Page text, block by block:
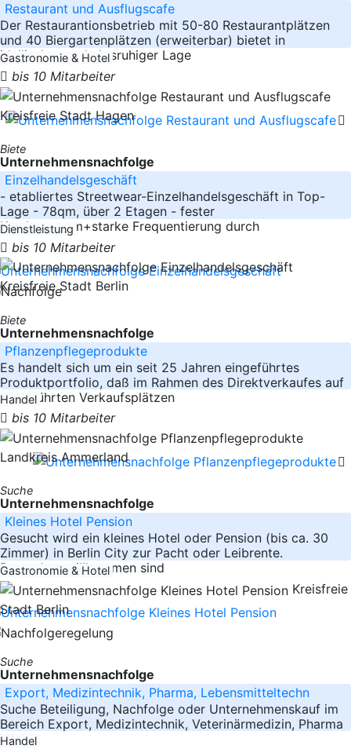
Restaurant und Ausflugscafe
Der Restaurantionsbetrieb mit 50-80 Restaurantplätzen
und 40 Biergartenplätzen (erweiterbar) bietet in
idyllischer, verkehrsruhiger Lage
Gastronomie & Hotel
bis 10 Mitarbeiter
Kreisfreie Stadt Hagen
Biete
Unternehmensnachfolge
Einzelhandelsgeschäft
- etabliertes Streetwear-Einzelhandelsgeschäft in Top-
Lage - 78qm, über 2 Etagen - fester
Kundenstamm+starke Frequentierung durch
Dienstleistung
bis 10 Mitarbeiter
Kreisfreie Stadt Berlin
Biete
Unternehmensnachfolge
Pflanzenpflegeprodukte
Es handelt sich um ein seit 25 Jahren eingeführtes
Produktportfolio, daß im Rahmen des Direktverkaufes auf
eingeführten Verkaufsplätzen
Handel
bis 10 Mitarbeiter
Landkreis Ammerland
Suche
Unternehmensnachfolge
Kleines Hotel Pension
Gesucht wird ein kleines Hotel oder Pension (bis ca. 30
Zimmer) in Berlin City zur Pacht oder Leibrente.
Besonders willkommen sind
Gastronomie & Hotel
Kreisfreie
Stadt Berlin
Suche
Unternehmensnachfolge
Export, Medizintechnik, Pharma, Lebensmitteltechn
Suche Beteiligung, Nachfolge oder Unternehmenskauf im
Bereich Export, Medizintechnik, Veterinärmedizin, Pharma
oder
Handel